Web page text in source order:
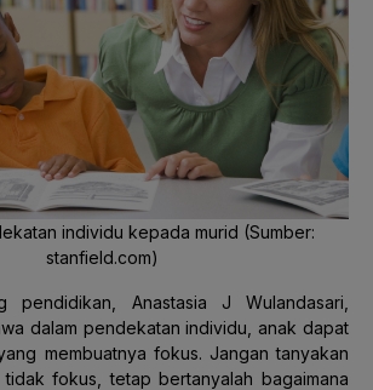
individu kepada murid (Sumber:
stanfield.com)
pendidikan, Anastasia J Wulandasari,
dalam pendekatan individu, anak dapat
membuatnya fokus. Jangan tanyakan
fokus, tetap bertanyalah bagaimana